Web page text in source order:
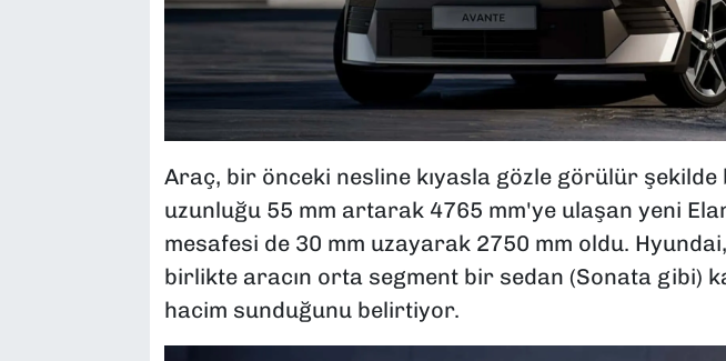
Araç, bir önceki nesline kıyasla gözle görülür şekilde
uzunluğu 55 mm artarak 4765 mm'ye ulaşan yeni
mesafesi de 30 mm uzayarak 2750 mm oldu.
birlikte aracın orta segment bir sedan (Sonata gibi)
hacim sunduğunu belirtiyor.